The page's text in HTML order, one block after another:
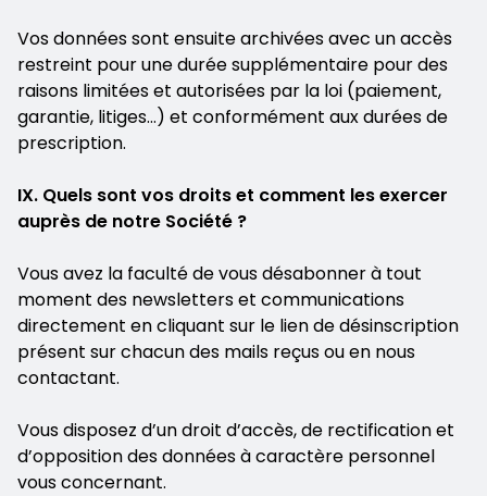
Vos données sont ensuite archivées avec un accès
restreint pour une durée supplémentaire pour des
raisons limitées et autorisées par la loi (paiement,
garantie, litiges…) et conformément aux durées de
prescription.
IX. Quels sont vos droits et comment les exercer
auprès de notre Société ?
Vous avez la faculté de vous désabonner à tout
moment des newsletters et communications
directement en cliquant sur le lien de désinscription
présent sur chacun des mails reçus ou en nous
contactant.
Vous disposez d’un droit d’accès, de rectification et
d’opposition des données à caractère personnel
vous concernant.